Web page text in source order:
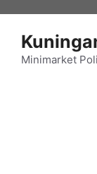
Minimarket